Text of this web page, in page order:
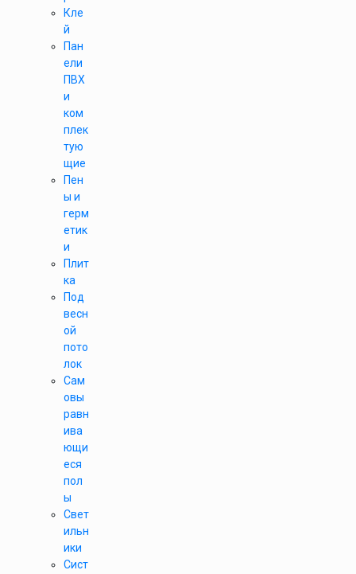
Кле
й
Пан
ели
ПВХ
и
ком
плек
тую
щие
Пен
ы и
герм
етик
и
Плит
ка
Под
весн
ой
пото
лок
Сам
овы
равн
ива
ющи
еся
пол
ы
Свет
ильн
ики
Сист